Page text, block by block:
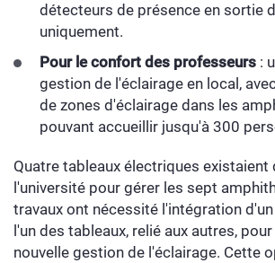
détecteurs de présence en sortie
uniquement.
Pour le confort des professeurs :
gestion de l'éclairage en local,
de zones d'éclairage dans les
pouvant accueillir jusqu'à 300
Quatre tableaux électriques existaient
l'université pour gérer les sept
travaux ont nécessité l'intégration
l'un des tableaux, relié aux autres,
nouvelle gestion de l'éclairage. Cette